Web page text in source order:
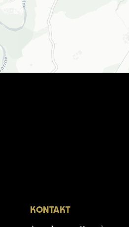
KONTAKT